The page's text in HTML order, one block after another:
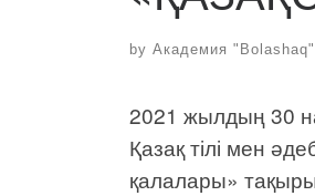
by Академия "Bolashaq"
2021 жылдың 30
Қазақ тілі мен
қалалары»